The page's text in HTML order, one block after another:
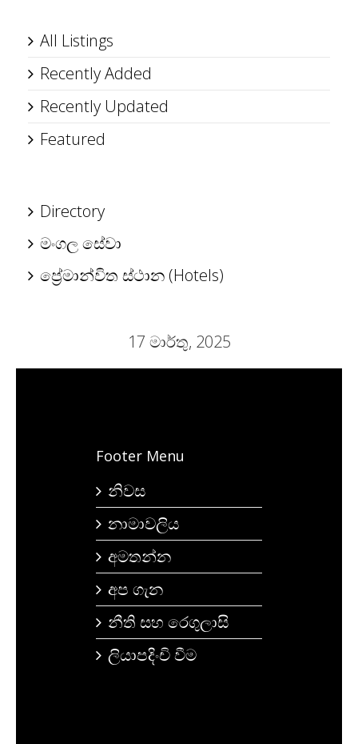
All Listings
Recently Added
Recently Updated
Featured
Directory
මංගල සේවා
ප්‍රේමාන්විත ස්ථාන (Hotels)
17 මාර්තු, 2025
Footer Menu
නිවස
නාමාවලිය
අමතන්න
අප ගැන
නීති සහ රෙගුලාසි
ලියාපදිංචි වීම